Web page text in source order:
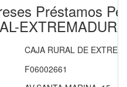
Préstamos
EXTREMADURA
CAJA RURAL DE
F06002661